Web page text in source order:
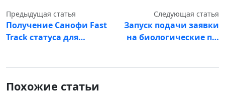
Предыдущая статья
Получение Санофи Fast
Track статуса для…
Следующая статья
Запуск подачи заявки
на биологические п…
Похожие статьи